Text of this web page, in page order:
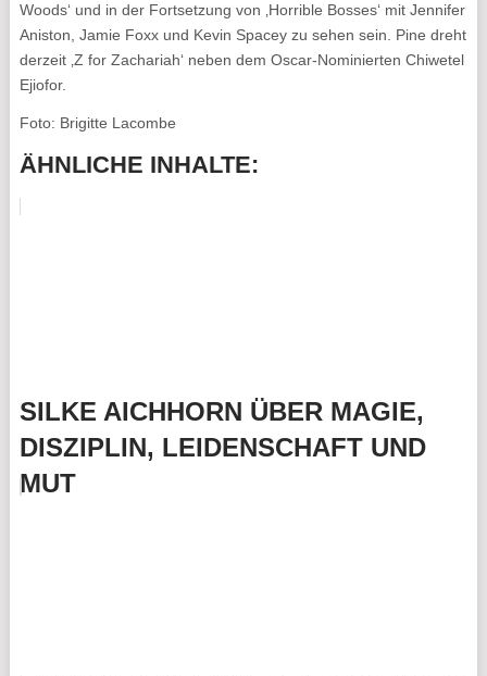
Woods‘ und in der Fortsetzung von ‚Horrible Bosses‘ mit Jennifer
Aniston, Jamie Foxx und Kevin Spacey zu sehen sein. Pine dreht
derzeit ‚Z for Zachariah‘ neben dem Oscar-Nominierten Chiwetel
Ejiofor.
Foto: Brigitte Lacombe
ÄHNLICHE INHALTE:
SILKE AICHHORN ÜBER MAGIE,
DISZIPLIN, LEIDENSCHAFT UND
MUT